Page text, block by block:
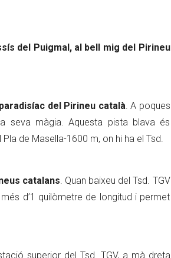
del Puigmal, al bell mig del Pirineu
del Pirineu català. A poques
seva màgia. Aquesta pista blava és
de Masella-1600 m, on hi ha el Tsd.
catalans. Quan baixeu del Tsd. TGV
d’1 quilòmetre de longitud i permet
superior del Tsd. TGV, a mà dreta